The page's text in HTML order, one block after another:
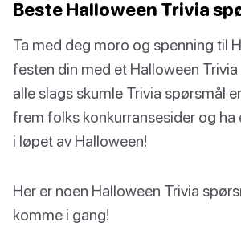
Beste Halloween Trivia
Ta med deg moro og spenning til
festen din med et Halloween Trivia
alle slags skumle Trivia spørsmål
frem folks konkurransesider og ha
i løpet av Halloween!
Her er noen Halloween Trivia
komme i gang!